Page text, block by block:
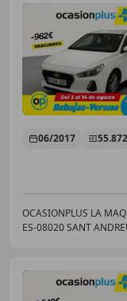
06/2017
OCASIONPLUS LA
ES-08020 SANT